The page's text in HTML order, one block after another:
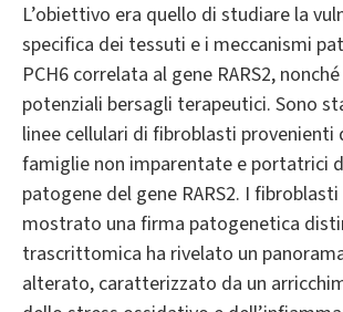
L’obiettivo era quello di studiare la
specifica dei tessuti e i meccanismi
PCH6 correlata al gene RARS2,
potenziali bersagli terapeutici. Sono
linee cellulari di fibroblasti
famiglie non imparentate e portatrici
patogene del gene RARS2. I
mostrato una firma patogenetica
trascrittomica ha rivelato un
alterato, caratterizzato da un